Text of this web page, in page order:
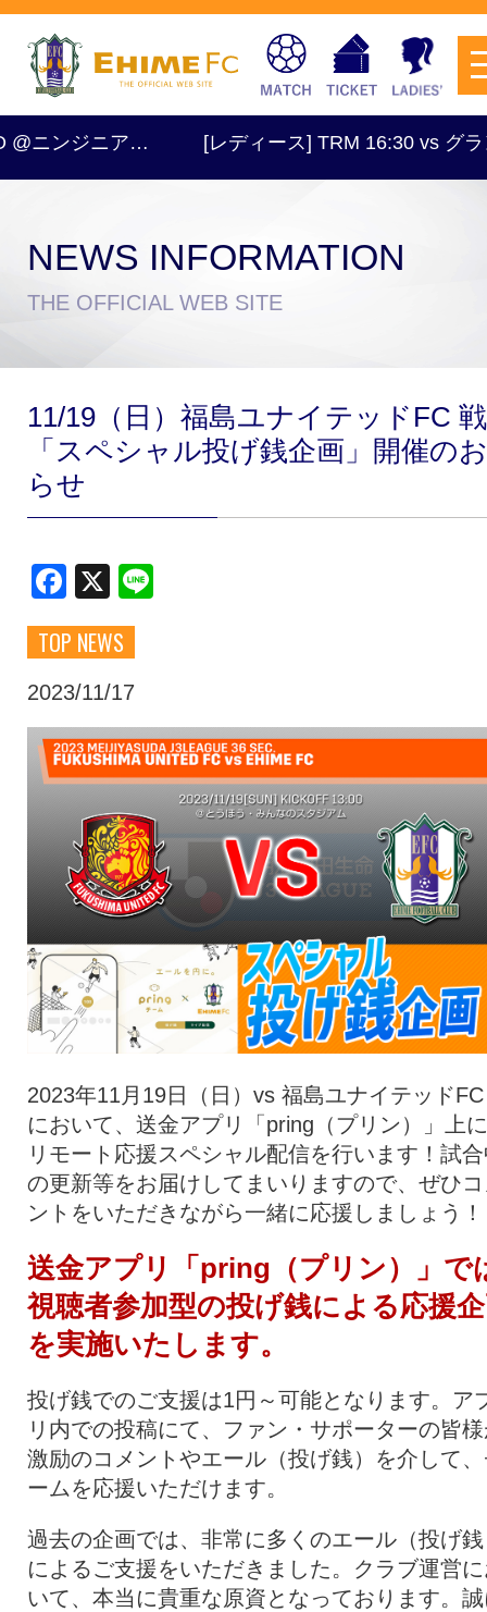
試合日程・結果 アクセス
クラブ・会社情報 レディース
ファンクラブ
チケットを購入
トップチーム アカデミー
スポンサー グッズ
特設ページ
[レディース] TRM 16:30 vs グランドメリー ＠梅
NEWS INFORMATION
THE OFFICIAL WEB SITE
11/19（日）福島ユナイテッドFC 戦
「スペシャル投げ銭企画」開催の
らせ
Facebook
X
TOP NEWS
2023/11/17
2023年11月19日（日）vs 福島ユナイテッド
において、送金アプリ「pring（プリン）」上
リモート応援スペシャル配信を行います！試
の更新等をお届けしてまいりますので、ぜひ
ントをいただきながら一緒に応援しましょう！
送金アプリ「pring（プリン）」で
視聴者参加型の投げ銭による応援
を実施いたします。
投げ銭でのご支援は1円～可能となります。ア
リ内での投稿にて、ファン・サポーターの皆
激励のコメントやエール（投げ銭）を介して
ームを応援いただけます。
過去の企画では、非常に多くのエール（投げ
によるご支援をいただきました。クラブ運営
いて、本当に貴重な原資となっております。